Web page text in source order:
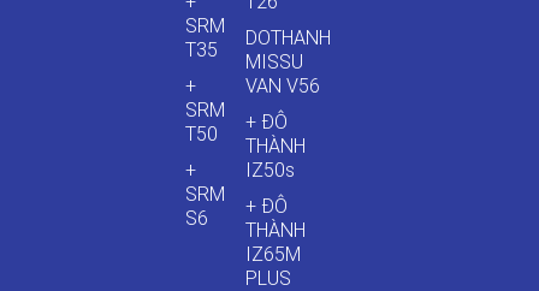
SRM
T35
+
SRM
T50
+
SRM
S6
DOTHANH
MISSU
VAN V56
+ ĐÔ
THÀNH
IZ50s
+ ĐÔ
THÀNH
IZ65M
PLUS